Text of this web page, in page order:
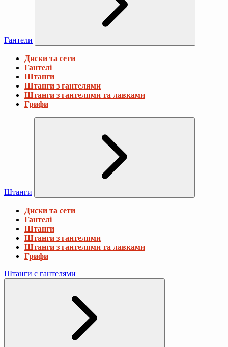
Гантели
Диски та сети
Гантелі
Штанги
Штанги з гантелями
Штанги з гантелями та лавками
Грифи
Штанги
Диски та сети
Гантелі
Штанги
Штанги з гантелями
Штанги з гантелями та лавками
Грифи
Штанги с гантелями